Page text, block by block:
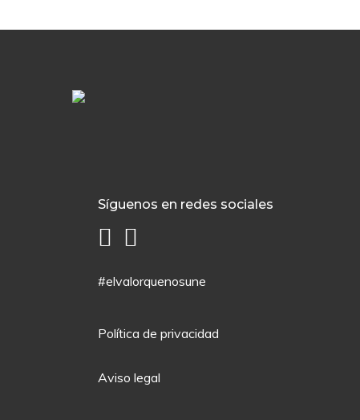
Síguenos en redes sociales
#elvalorquenosune
Política de privacidad
Aviso legal